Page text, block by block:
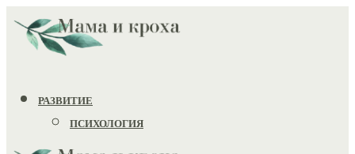
РАЗВИТИЕ
ПСИХОЛОГИЯ
ИГРУШКИ